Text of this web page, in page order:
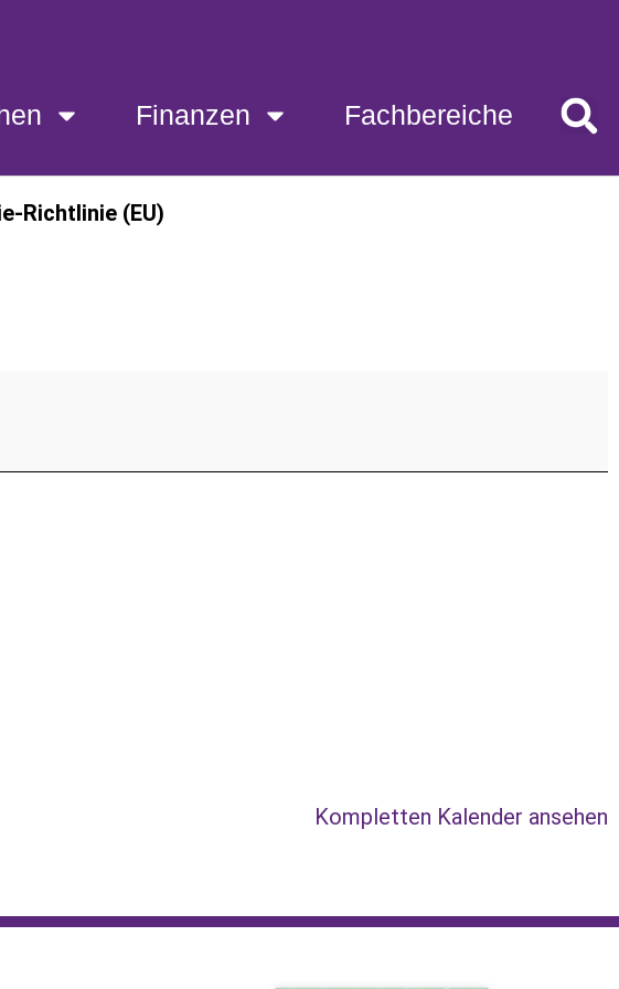
Finanzen Fachbereiche
Richtlinie (EU)
Kompletten Kalender ansehen